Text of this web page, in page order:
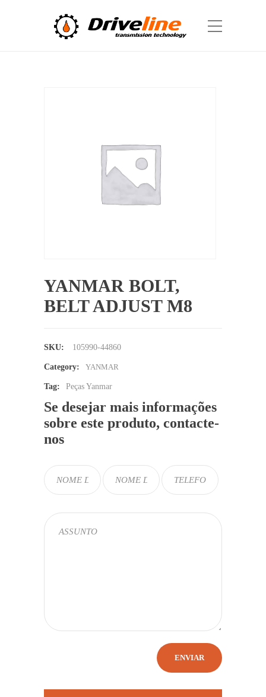
YANMAR BOLT,
BELT ADJUST M8
SKU: 105990-44860
Category: YANMAR
Tag: Peças Yanmar
Se desejar mais informações
sobre este produto, contacte-
nos